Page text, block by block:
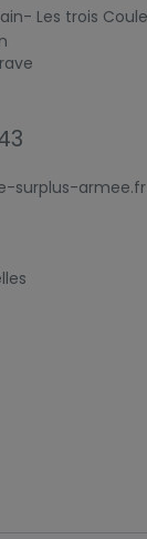
Les trois
surplus-armee.fr